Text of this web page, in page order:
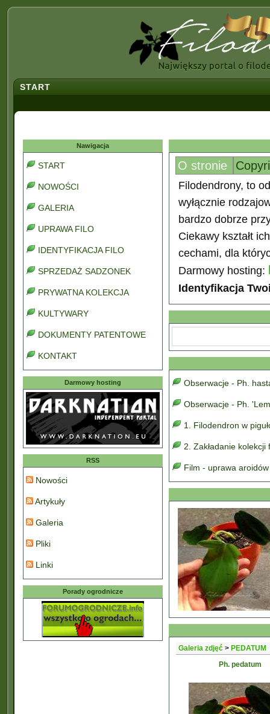
START
Nawigacja
START
NOWOŚCI
GALERIA
UPRAWA FILO
IDENTYFIKACJA FILO
SPRZEDAŻ SADZONEK
PRYWATNA KOLEKCJA
KULTYWARY
DOKUMENTY PATENTOWE
KONTAKT
Darmowy hosting
RSS
Nowości
Artykuły
Galeria
Pliki
Linki
Porady ogrodnicze
O stronie
Filodendrony, to
wyłącznie
bardzo dobrze
Ciekawy kształt
cechami, dla
Darmowy hosting:
Identyfikacja
Obserwacje - Ph.
Obserwacje - Ph.
1. Filodendron w
2. Zakładanie
Film - uprawa
Galeria zdjęć > PEDATUM
Ph. pedatum